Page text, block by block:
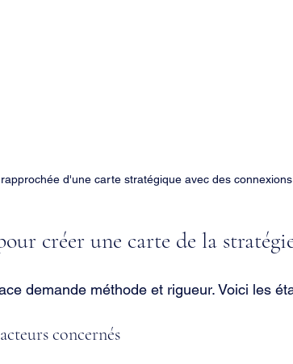
d'une carte stratégique avec des
créer une carte de la
demande méthode et rigueur. Voici les
concernés